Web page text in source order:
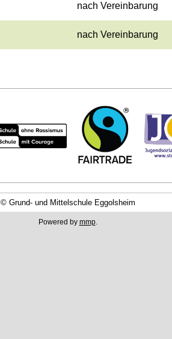
nach Ver­ein­ba­rung
nach Ver­ein­ba­rung
© Grund- und Mittelschule Eggolsheim
Powered by mmp.